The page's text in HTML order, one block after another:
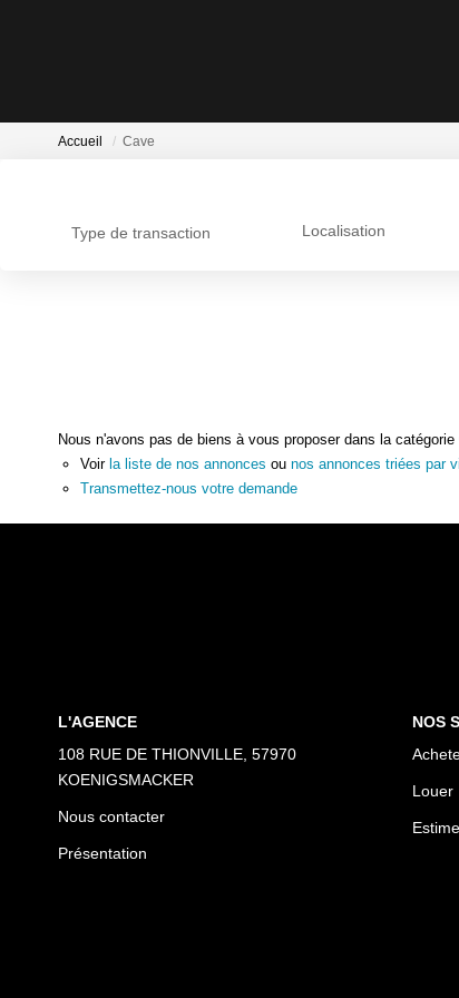
Accueil Cave
Type de transaction Localisation
Nous n'avons pas de biens à vous proposer dans la
Voir la liste de nos annonces ou nos annonces triées par
Transmettez-nous votre demande
L'AGENCE
108 RUE DE THIONVILLE, 57970
KOENIGSMACKER
Nous contacter
Présentation
NOS
Louer